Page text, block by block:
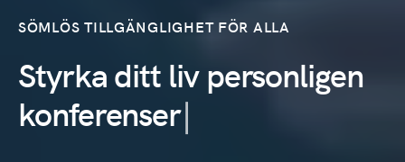
SÖMLÖS TILLGÄNGLIGHET FÖR ALLA
Styrka ditt liv personligen
konferenser